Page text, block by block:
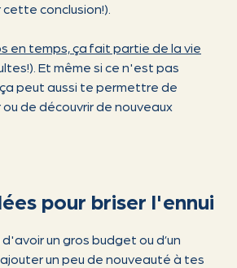
conclusion!).
en temps, ça fait partie de la vie
Et même si ce n'est pas
peut aussi te permettre de
de découvrir de nouveaux
pour briser l'ennui
un gros budget ou d’un
un peu de nouveauté à tes